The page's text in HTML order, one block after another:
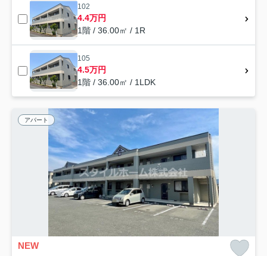
102
4.4万円
1階 / 36.00㎡ / 1R
105
4.5万円
1階 / 36.00㎡ / 1LDK
アパート
NEW